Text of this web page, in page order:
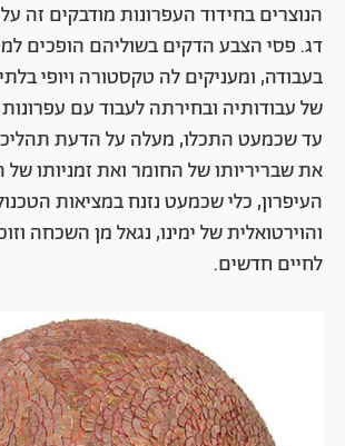
הנוצרים בחידוד העפרונות מודבקים זה
דג. פסי הצבע הדקים בשוליהם הופכים
בעבודה, ומעניקים לה טקסטורה ויופי
של עבודותיה ובחירתה לעבוד עם
עד שכמעט התכלו, מעלה על הדעת
את שבריריותו של החומר ואת זמניותו של
העיפרון, כלי שכמעט נזנח במציאות
והוירטואלית של ימינו, נגאל מן השכחה
לחיים חדשים.